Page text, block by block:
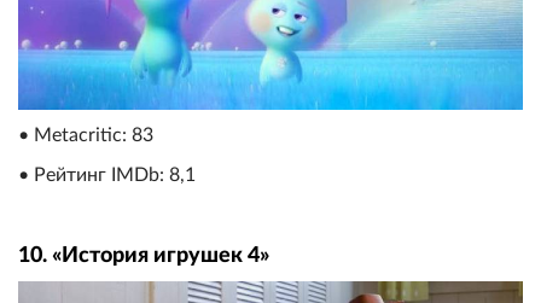
• Metacritic: 83
• Рейтинг IMDb: 8,1
10. «История игрушек 4»